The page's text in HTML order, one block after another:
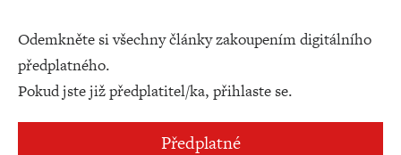
Odemkněte si všechny články zakoupením digitálního
předplatného.
Pokud jste již předplatitel/ka, přihlaste se.
Předplatné